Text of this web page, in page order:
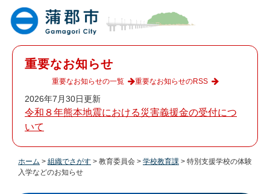
重要なお知らせ
2026年7月30日更新
令和８年熊本地震における災害義援金の受付につ
いて
重要なお知らせの一覧 重要なお知らせのRSS
ホーム > 組織でさがす > 教育委員会 > 学校教育課 > 特別支援学校の体験
入学などのお知らせ